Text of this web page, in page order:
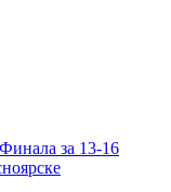
за 13-16